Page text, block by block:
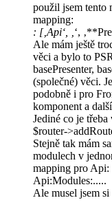
použil jsem tento
mapping:
: [‚Api‘, ‚ ‘,
Ale mám ještě
věci a bylo to
basePresenter,
(společné) věci.
podobně i pro
komponent a
Jediné co je
$router-
Stejně tak mám
modulech v
mapping pro
Api:Modules:.....
Ale musel jsem